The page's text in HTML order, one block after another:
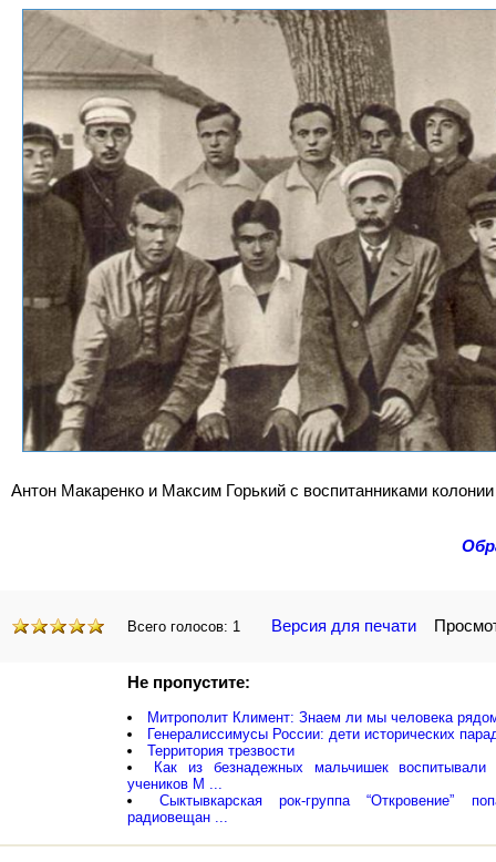
Антон Макаренко и Максим Горький с воспитанниками
Всего голосов: 1 Версия для печати
Не пропустите:
Митрополит Климент: Знаем ли мы человека
Генералиссимусы России: дети исторических
Территория трезвости
Как из безнадежных мальчишек
учеников М ...
Сыктывкарская рок-группа “Откровение”
радиовещан ...